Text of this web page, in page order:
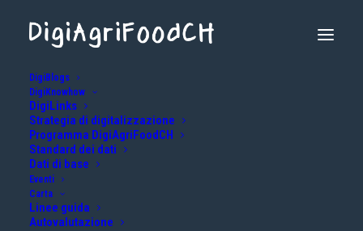
DigiBlogs
DigiKnowhow
DigiLinks
Strategia di digitalizzazione
Programma DigiAgriFoodCH
Standard dei dati
Dati di base
Eventi
Carta
Linee guida
Autovalutazione
Informativa sulla privacy